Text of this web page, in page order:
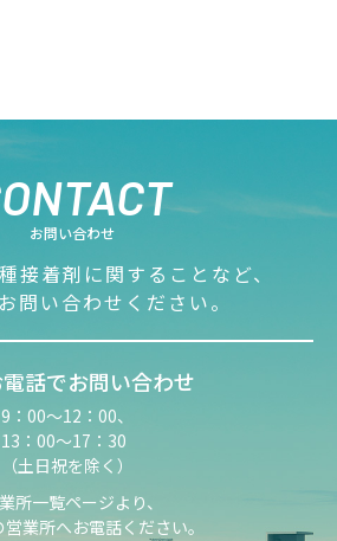
お問い合わせ
接着剤に関することなど、
問い合わせください。
電話でお問い合わせ
9：00～12：00、
13：00～17：30
（土日祝を除く）
所一覧ページより、
業所へお電話ください。